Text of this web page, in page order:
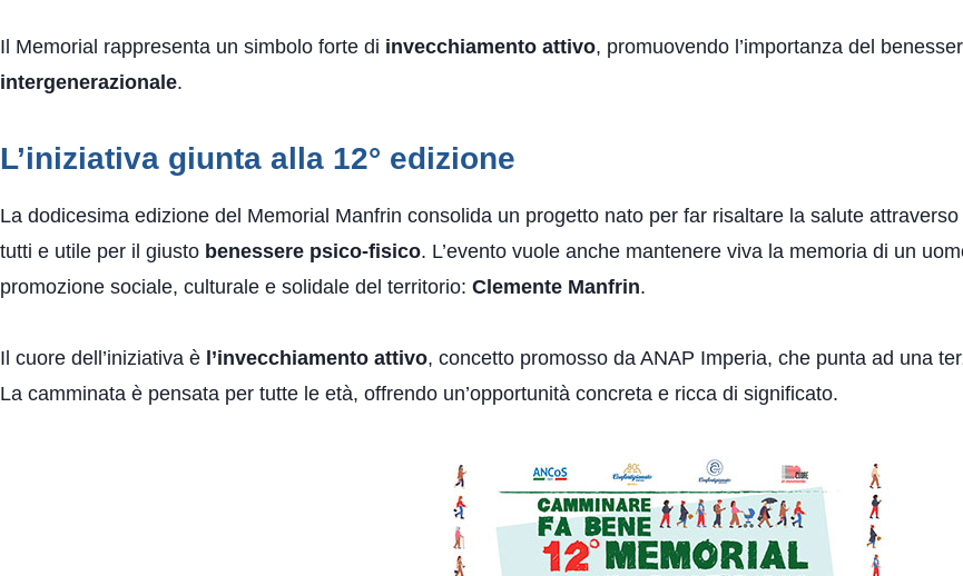
Il Memorial rappresenta un simbolo forte di invecchiamento attivo, promuovendo l’importanza del
intergenerazionale.
L’iniziativa giunta alla 12° edizione
La dodicesima edizione del Memorial Manfrin consolida un progetto nato per far risaltare la salute attraverso
tutti e utile per il giusto benessere psico-fisico. L’evento vuole anche mantenere viva la memoria di un
promozione sociale, culturale e solidale del territorio: Clemente Manfrin.
Il cuore dell’iniziativa è l’invecchiamento attivo, concetto promosso da ANAP Imperia, che punta ad una
La camminata è pensata per tutte le età, offrendo un’opportunità concreta e ricca di significato.